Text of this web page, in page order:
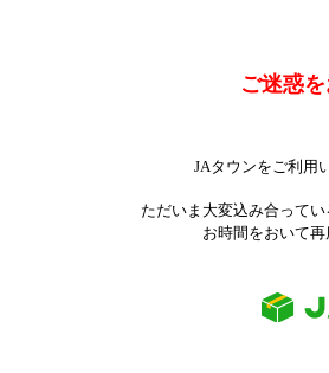
ご迷惑
JAタウンをご利用
ただいま大変込み合って
お時間をおいて